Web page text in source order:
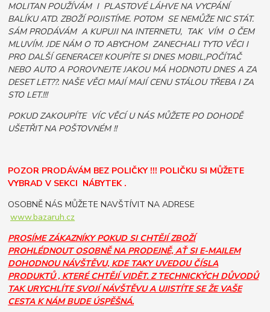
MOLITAN POUŽÍVÁM I PLASTOVÉ LÁHVE NA VYCPÁNÍ
BALÍKU ATD. ZBOŽÍ POJISTÍME. POTOM SE NEMŮŽE NIC STÁT.
SÁM PRODÁVÁM A KUPUJI NA INTERNETU, TAK VÍM O ČEM
MLUVÍM. JDE NÁM O TO ABYCHOM ZANECHALI TYTO VĚCI I
PRO DALŠÍ GENERACE!! KOUPÍTE SI DNES MOBIL,POČÍTAČ
NEBO AUTO A POROVNEJTE JAKOU MÁ HODNOTU DNES A ZA
DESET LET??. NAŠE VĚCI MAJÍ MAJÍ CENU STÁLOU TŘEBA I ZA
STO LET.!!!
POKUD ZAKOUPÍTE VÍC VĚCÍ U NÁS MŮŽETE PO DOHODĚ
UŠETŘIT NA POŠTOVNÉM !!
POZOR PRODÁVÁM BEZ POLIČKY !!! POLIČKU SI MŮŽETE
VYBRAD V SEKCI NÁBYTEK .
OSOBNĚ NÁS MŮŽETE NAVŠTÍVIT NA ADRESE
www.bazaruh.cz
PROSÍME ZÁKAZNÍKY POKUD SI CHTĚJÍ ZBOŽÍ
PROHLÉDNOUT OSOBNĚ NA PRODEJNĚ, AŤ SI E-MAILEM
DOHODNOU NÁVŠTĚVU, KDE TAKY UVEDOU ČÍSLA
PRODUKTŮ , KTERÉ CHTĚJÍ VIDĚT. Z TECHNICKÝCH DŮVODŮ
TAK URYCHLÍTE SVOJÍ NÁVŠTĚVU A UJISTÍTE SE ŽE VAŠE
CESTA K NÁM BUDE ÚSPĚŠNÁ.